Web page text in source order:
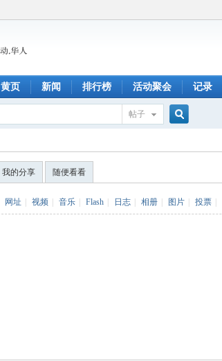
黄页 新闻 排行榜 活动聚会 记录
帖子
我的分享 随便看看
网址 视频 音乐 Flash 日志 相册 图片 投票